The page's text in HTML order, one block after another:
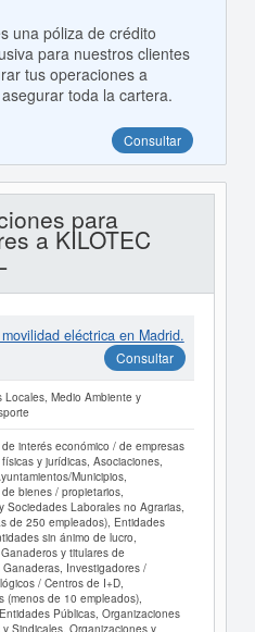
una póliza de crédito
para nuestros clientes
tus operaciones a
toda la cartera.
Consultar
para
a KILOTEC
eléctrica en Madrid.
Consultar
Locales, Medio Ambiente y
interés económico / de empresas
y jurídicas, Asociaciones,
Municipios,
bienes / propietarios,
Sociedades Laborales no Agrarias,
de 250 empleados), Entidades
sin ánimo de lucro,
y titulares de
Ganaderas, Investigadores /
/ Centros de I+D,
(menos de 10 empleados),
Públicas, Organizaciones
y Sindicales, Organizaciones y